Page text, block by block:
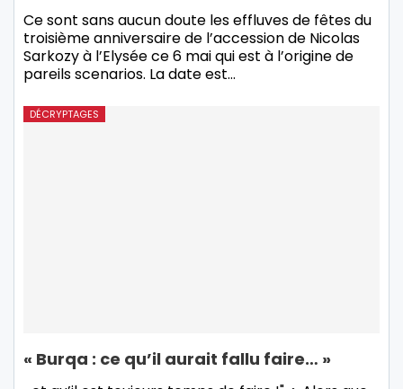
Ce sont sans aucun doute les effluves de fêtes du
troisième anniversaire de l’accession de Nicolas
Sarkozy à l’Elysée ce 6 mai qui est à l’origine de
pareils scenarios. La date est…
DÉCRYPTAGES
« Burqa : ce qu’il aurait fallu faire… »